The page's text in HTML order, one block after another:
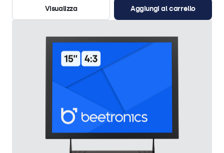
Visualizza
Aggiungi al carrello